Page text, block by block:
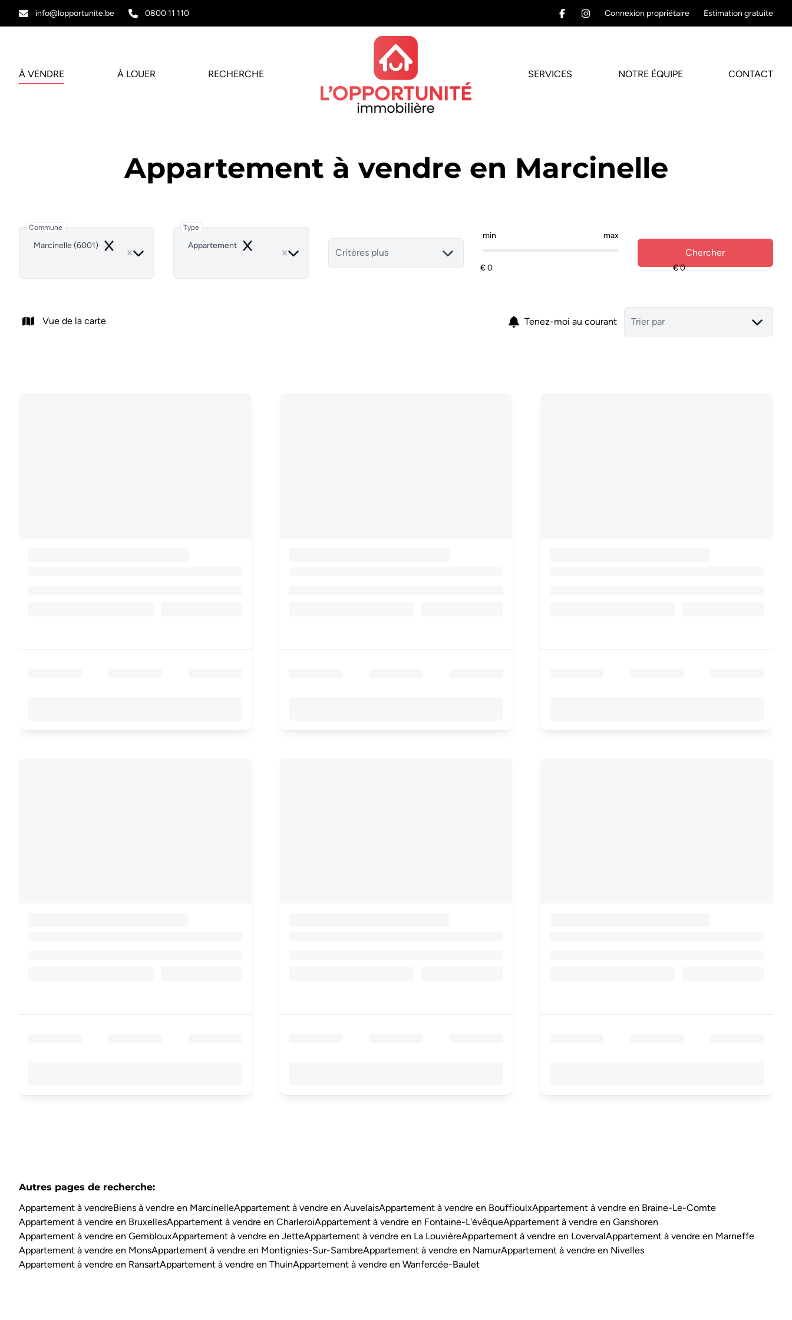
info@lopportunite.be 0800 11 110 Connexion propriétaire Estimation gratuite
À VENDRE À LOUER RECHERCHE SERVICES NOTRE ÉQUIPE CONTACT
Appartement à vendre en Marcinelle
Commune
Marcinelle (6001)
Remove
Type
Appartement
Remove Critères plus
min max
Chercher
Vue de la carte Tenez-moi au courant Trier par
Autres pages de recherche:
Appartement à vendreBiens à vendre en MarcinelleAppartement à vendre en AuvelaisAppartement à vendre en BouffioulxAppartement à vendre en Braine-Le-Comte
Appartement à vendre en BruxellesAppartement à vendre en CharleroiAppartement à vendre en Fontaine-L'évêqueAppartement à vendre en Ganshoren
Appartement à vendre en GemblouxAppartement à vendre en JetteAppartement à vendre en La LouvièreAppartement à vendre en LovervalAppartement à vendre en Marneffe
Appartement à vendre en MonsAppartement à vendre en Montignies-Sur-SambreAppartement à vendre en NamurAppartement à vendre en Nivelles
Appartement à vendre en RansartAppartement à vendre en ThuinAppartement à vendre en Wanfercée-Baulet